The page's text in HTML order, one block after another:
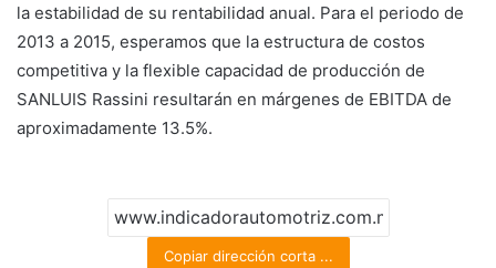
la estabilidad de su rentabilidad anual. Para el periodo de
2013 a 2015, esperamos que la estructura de costos
competitiva y la flexible capacidad de producción de
SANLUIS Rassini resultarán en márgenes de EBITDA de
aproximadamente 13.5%.
Copiar dirección corta ...